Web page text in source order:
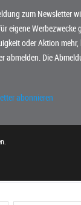
zum Newsletter
eigene Werbezwecke
oder Aktion
abmelden. Die
abonnieren